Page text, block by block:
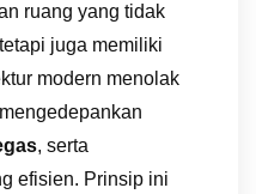
ruang yang tidak
juga memiliki
modern menolak
, serta
efisien. Prinsip ini